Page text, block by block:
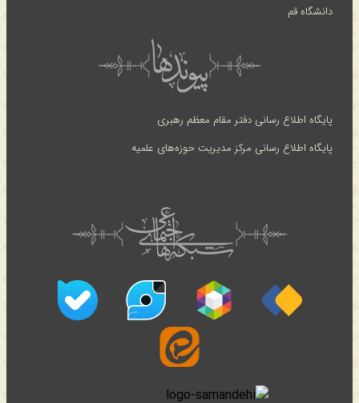
دانشگاه قم
پایگاه اطلاع رسانی دفتر مقام معظم رهبری
پایگاه اطلاع رسانی مرکز مدیریت حوزه‌های علمیه